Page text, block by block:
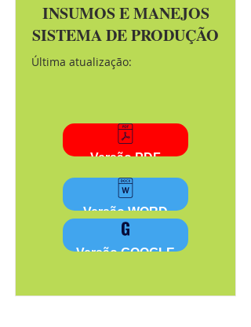
INSUMOS E MANEJOS
SISTEMA DE PRODUÇÃO
Última atualização:
Versão PDF
Versão WORD
Versão GOOGLE